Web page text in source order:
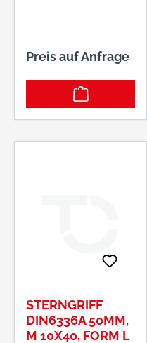
Preis auf Anfrage
STERNGRIFF
DIN6336A 50MM,
M 10X40, FORM L